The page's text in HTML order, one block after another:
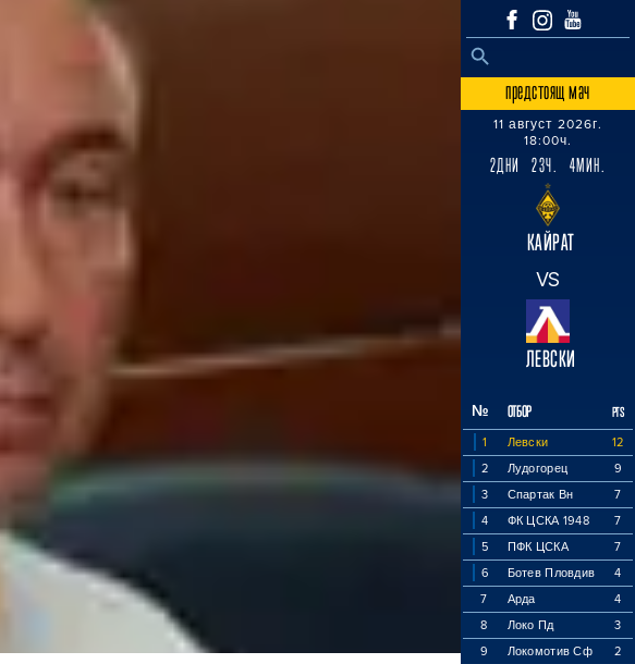
Search
SEARCH BUTTON
предстоящ мач
11 август 2026г.
18:00ч.
2ДНИ 23Ч. 4МИН.
КАЙРАТ
VS
ЛЕВСКИ
№ ОТБОР PTS
1 Левски
12
2
Лудогорец
9
3
Спартак Вн
7
4
ФК ЦСКА 1948
7
5
ПФК ЦСКА
7
6
Ботев Пловдив
4
7
Арда
4
8
Локо Пд
3
9
Локомотив Сф
2